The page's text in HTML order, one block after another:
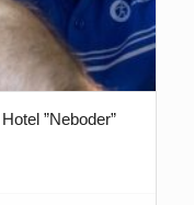
”Neboder”